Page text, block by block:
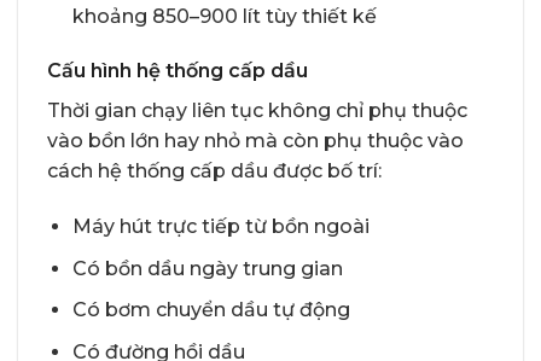
khoảng 850–900 lít tùy thiết kế
Cấu hình hệ thống cấp dầu
Thời gian chạy liên tục không chỉ phụ thuộc
vào bồn lớn hay nhỏ mà còn phụ thuộc vào
cách hệ thống cấp dầu được bố trí:
Máy hút trực tiếp từ bồn ngoài
Có bồn dầu ngày trung gian
Có bơm chuyển dầu tự động
Có đường hồi dầu